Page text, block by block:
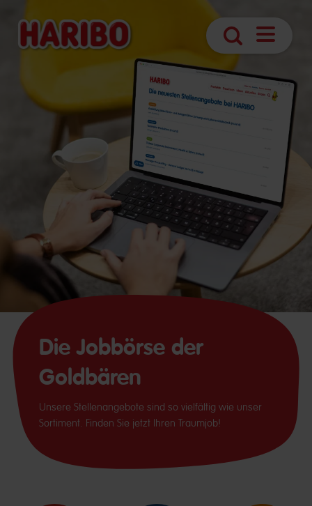
Suche
Die Jobbörse der
Goldbären
Unsere Stellenangebote sind so vielfältig wie unser
Sortiment. Finden Sie jetzt Ihren Traumjob!